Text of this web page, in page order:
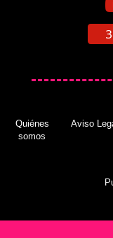
Quiénes
somos
Aviso